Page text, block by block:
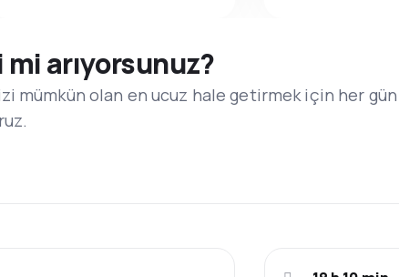
arıyorsunuz?
mümkün olan en ucuz hale getirmek için her gün